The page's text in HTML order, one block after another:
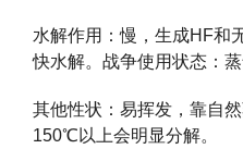
水解作用：慢，生成HF和
快水解。战争使用状态：蒸
其他性状：易挥发，靠自
150℃以上会明显分解。